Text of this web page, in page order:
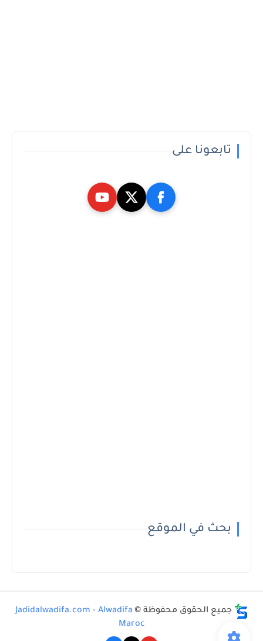
تابعونا على
بحث في الموقع
جميع الحقوق محفوظة © Jadidalwadifa.com - Alwadifa
Maroc